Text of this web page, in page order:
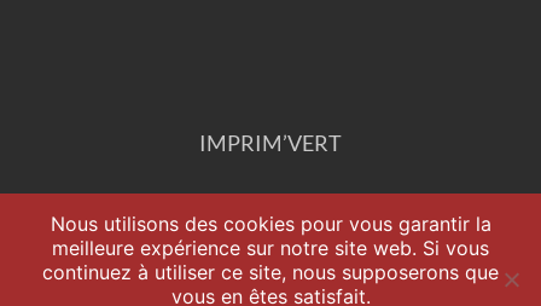
IMPRIM’VERT
Nous utilisons des cookies pour vous garantir la
meilleure expérience sur notre site web. Si vous
continuez à utiliser ce site, nous supposerons que
vous en êtes satisfait.